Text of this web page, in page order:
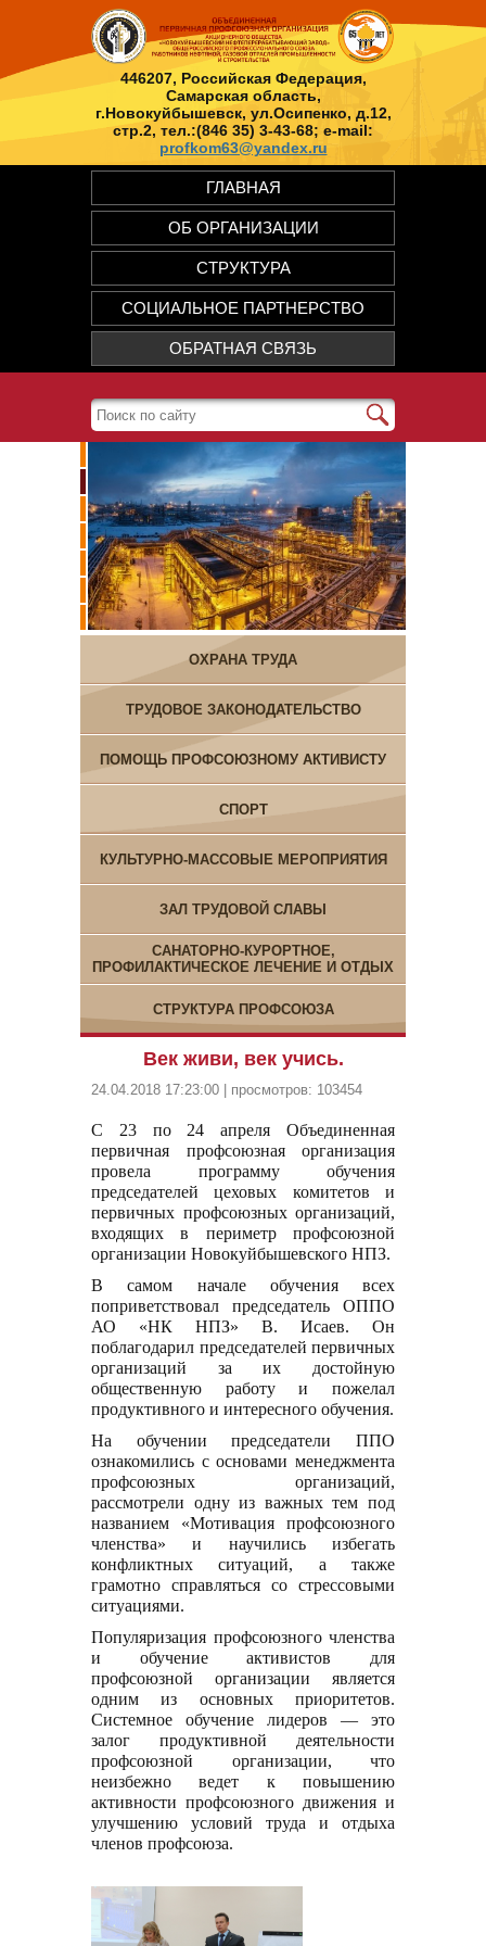
446207, Российская Федерация,
Самарская область,
г.Новокуйбышевск, ул.Осипенко, д.12,
стр.2, тел.:(846 35) 3-43-68; e-mail:
profkom63@yandex.ru
ГЛАВНАЯ
ОБ ОРГАНИЗАЦИИ
СТРУКТУРА
СОЦИАЛЬНОЕ ПАРТНЕРСТВО
ОБРАТНАЯ СВЯЗЬ
ОХРАНА ТРУДА
ТРУДОВОЕ ЗАКОНОДАТЕЛЬСТВО
ПОМОЩЬ ПРОФСОЮЗНОМУ АКТИВИСТУ
СПОРТ
КУЛЬТУРНО-МАССОВЫЕ МЕРОПРИЯТИЯ
ЗАЛ ТРУДОВОЙ СЛАВЫ
САНАТОРНО-КУРОРТНОЕ,
ПРОФИЛАКТИЧЕСКОЕ ЛЕЧЕНИЕ И ОТДЫХ
СТРУКТУРА ПРОФСОЮЗА
Век живи, век учись.
24.04.2018 17:23:00 | просмотров: 103454
С 23 по 24 апреля Объединенная
первичная профсоюзная организация
провела программу обучения
председателей цеховых комитетов и
первичных профсоюзных организаций,
входящих в периметр профсоюзной
организации Новокуйбышевского НПЗ.
В самом начале обучения всех
поприветствовал председатель ОППО
АО «НК НПЗ» В. Исаев. Он
поблагодарил председателей первичных
организаций за их достойную
общественную работу и пожелал
продуктивного и интересного обучения.
На обучении председатели ППО
ознакомились с основами менеджмента
профсоюзных организаций,
рассмотрели одну из важных тем под
названием «Мотивация профсоюзного
членства» и научились избегать
конфликтных ситуаций, а также
грамотно справляться со стрессовыми
ситуациями.
Популяризация профсоюзного членства
и обучение активистов для
профсоюзной организации является
одним из основных приоритетов.
Системное обучение лидеров — это
залог продуктивной деятельности
профсоюзной организации, что
неизбежно ведет к повышению
активности профсоюзного движения и
улучшению условий труда и отдыха
членов профсоюза.